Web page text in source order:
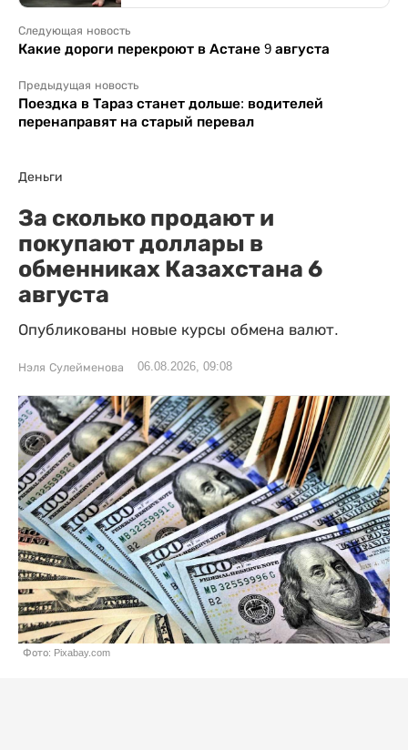
Следующая новость
Какие дороги перекроют в Астане 9 августа
Предыдущая новость
Поездка в Тараз станет дольше: водителей
перенаправят на старый перевал
Деньги
За сколько продают и
покупают доллары в
обменниках Казахстана 6
августа
Опубликованы новые курсы обмена валют.
Нэля Сулейменова 06.08.2026, 09:08
Фото: Pixabay.com